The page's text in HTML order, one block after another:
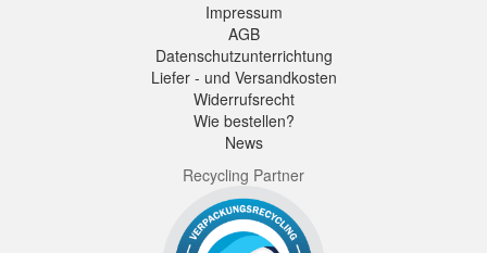
Impressum
AGB
Datenschutzunterrichtung
Liefer - und Versandkosten
Widerrufsrecht
Wie bestellen?
News
Recycling Partner